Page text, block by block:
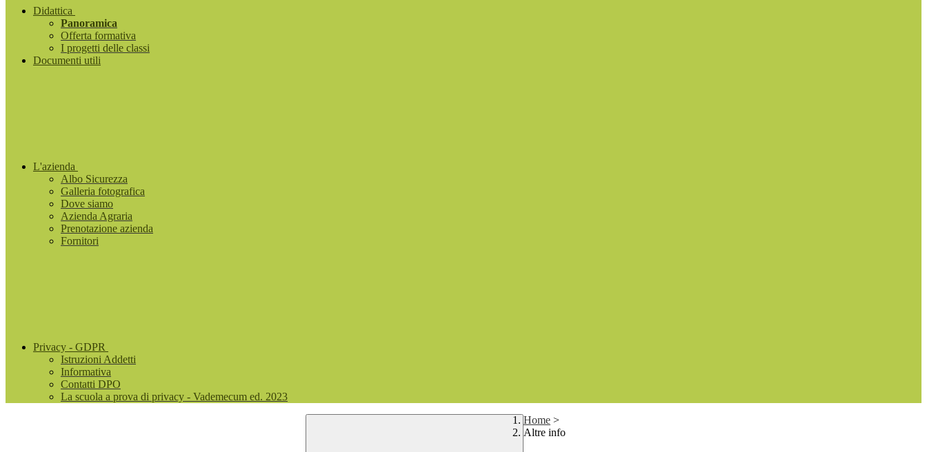
Didattica
Panoramica
Offerta formativa
I progetti delle classi
Documenti utili
L'azienda
Albo Sicurezza
Galleria fotografica
Dove siamo
Azienda Agraria
Prenotazione azienda
Fornitori
Privacy - GDPR
Istruzioni Addetti
Informativa
Contatti DPO
La scuola a prova di privacy - Vademecum ed. 2023
Home >
Altre info